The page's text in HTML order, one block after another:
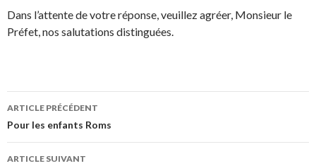
Dans l’attente de votre réponse, veuillez agréer, Monsieur le
Préfet, nos salutations distinguées.
Navigation
des
ARTICLE PRÉCÉDENT
Pour les enfants Roms
ARTICLE SUIVANT